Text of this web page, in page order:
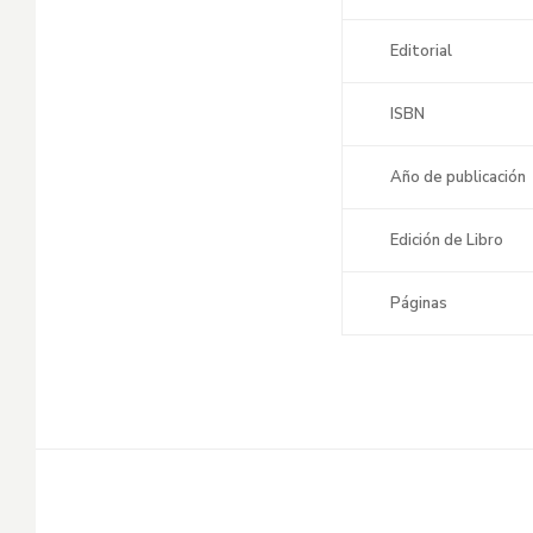
Editorial
ISBN
Año de publicación
Edición de Libro
Páginas